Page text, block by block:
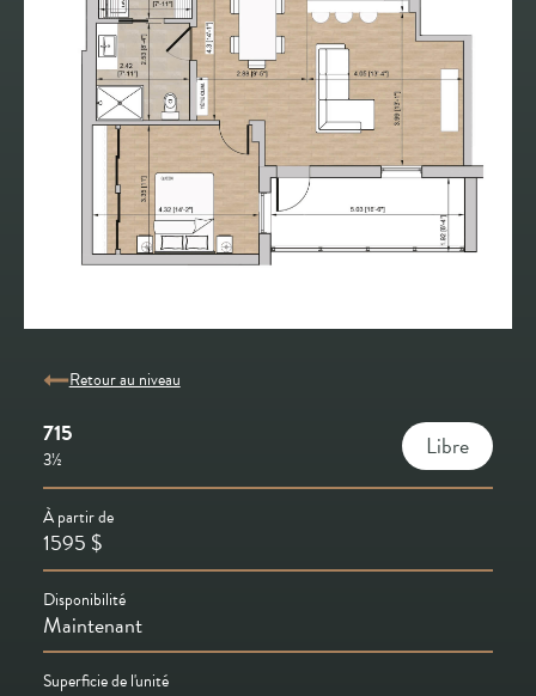
Retour au niveau
715
3½ Libre
À partir de
1595 $
Disponibilité
Maintenant
Superficie de l'unité